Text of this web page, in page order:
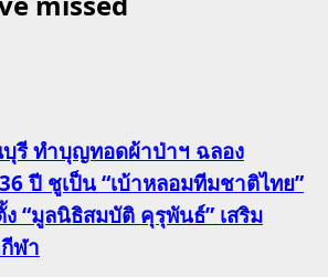
รี ทำบุญทอดผ้าป่าฯ ฉลอง
ปี ชูเป็น “เบ้าหลอมทีมชาติไทย”
“มูลนิธิสมบัติ คุรุพันธ์” เสริม
ฬา